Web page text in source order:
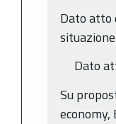
Dato atto
Dato
Su
economy,